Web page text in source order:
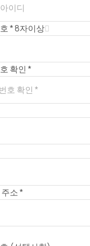
* 8자이상
확인 *
소 *